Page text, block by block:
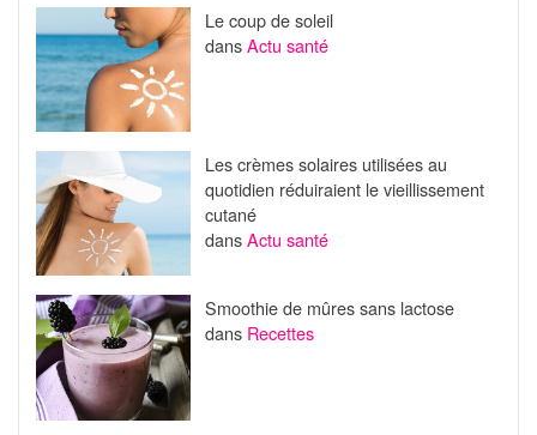
Le coup de soleil
dansActu santé
Les crèmes solaires utilisées au
quotidien réduiraient le vieillissement
cutané
dansActu santé
Smoothie de mûres sans lactose
dans Recettes